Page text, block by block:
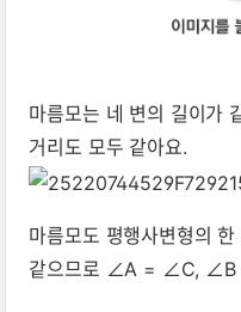
마름모는 네 변의 길이가
거리도 모두 같아요.
마름모도 평행사변형의
같으므로 ∠A = ∠C, ∠B